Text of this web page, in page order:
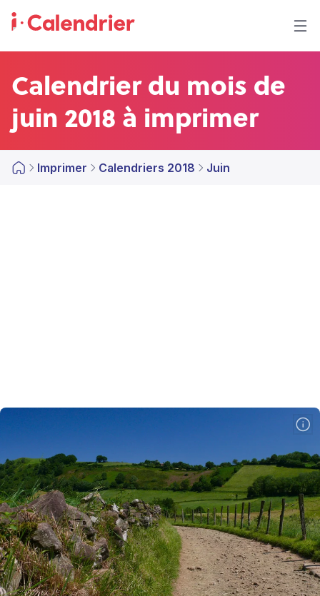
Calendrier du mois de
juin 2018 à imprimer
Imprimer Calendriers 2018 Juin